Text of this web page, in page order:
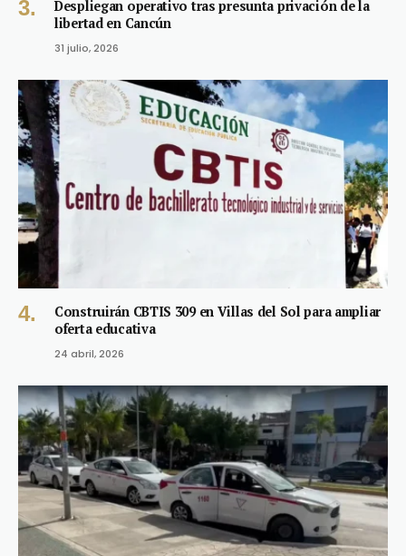
Despliegan operativo tras presunta privación de la
libertad en Cancún
31 julio, 2026
Construirán CBTIS 309 en Villas del Sol para ampliar
oferta educativa
24 abril, 2026